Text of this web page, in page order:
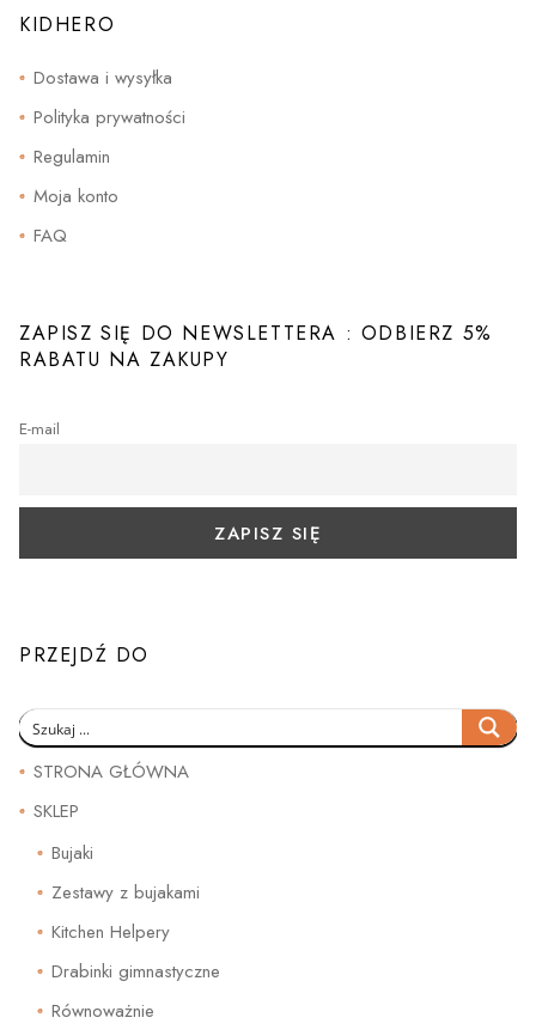
KIDHERO
Dostawa i wysyłka
Polityka prywatności
Regulamin
Moja konto
FAQ
ZAPISZ SIĘ DO NEWSLETTERA : ODBIERZ 5%
RABATU NA ZAKUPY
E-mail
PRZEJDŹ DO
STRONA GŁÓWNA
SKLEP
Bujaki
Zestawy z bujakami
Kitchen Helpery
Drabinki gimnastyczne
Równoważnie